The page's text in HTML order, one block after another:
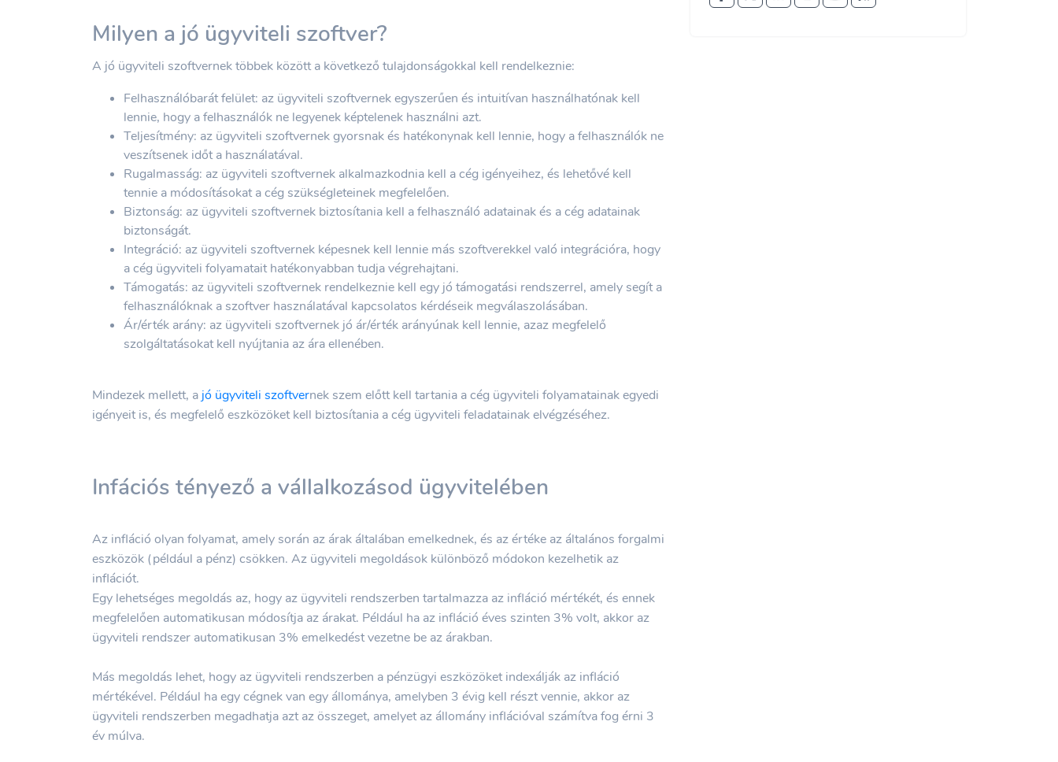
Milyen a jó ügyviteli szoftver?
A jó ügyviteli szoftvernek többek között a következő tulajdonságokkal kell rendelkeznie:
Felhasználóbarát felület: az ügyviteli szoftvernek egyszerűen és intuitívan használhatónak kell
lennie, hogy a felhasználók ne legyenek képtelenek használni azt.
Teljesítmény: az ügyviteli szoftvernek gyorsnak és hatékonynak kell lennie, hogy a felhasználók ne
veszítsenek időt a használatával.
Rugalmasság: az ügyviteli szoftvernek alkalmazkodnia kell a cég igényeihez, és lehetővé kell
tennie a módosításokat a cég szükségleteinek megfelelően.
Biztonság: az ügyviteli szoftvernek biztosítania kell a felhasználó adatainak és a cég adatainak
biztonságát.
Integráció: az ügyviteli szoftvernek képesnek kell lennie más szoftverekkel való integrációra, hogy
a cég ügyviteli folyamatait hatékonyabban tudja végrehajtani.
Támogatás: az ügyviteli szoftvernek rendelkeznie kell egy jó támogatási rendszerrel, amely segít a
felhasználóknak a szoftver használatával kapcsolatos kérdéseik megválaszolásában.
Ár/érték arány: az ügyviteli szoftvernek jó ár/érték arányúnak kell lennie, azaz megfelelő
szolgáltatásokat kell nyújtania az ára ellenében.
Mindezek mellett, a jó ügyviteli szoftvernek szem előtt kell tartania a cég ügyviteli folyamatainak egyedi
igényeit is, és megfelelő eszközöket kell biztosítania a cég ügyviteli feladatainak elvégzéséhez.
Infációs tényező a vállalkozásod ügyvitelében
Az infláció olyan folyamat, amely során az árak általában emelkednek, és az értéke az általános forgalmi
eszközök (például a pénz) csökken. Az ügyviteli megoldások különböző módokon kezelhetik az
inflációt.
Egy lehetséges megoldás az, hogy az ügyviteli rendszerben tartalmazza az infláció mértékét, és ennek
megfelelően automatikusan módosítja az árakat. Például ha az infláció éves szinten 3% volt, akkor az
ügyviteli rendszer automatikusan 3% emelkedést vezetne be az árakban.
Más megoldás lehet, hogy az ügyviteli rendszerben a pénzügyi eszközöket indexálják az infláció
mértékével. Például ha egy cégnek van egy állománya, amelyben 3 évig kell részt vennie, akkor az
ügyviteli rendszerben megadhatja azt az összeget, amelyet az állomány inflációval számítva fog érni 3
év múlva.